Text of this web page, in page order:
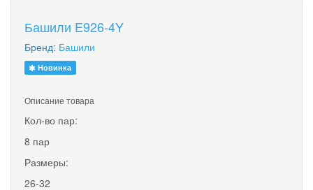
Башили E926-4Y
Бренд: Башили
Новинка
Описание товара
Кол-во пар:
8 пар
Размеры:
26-32